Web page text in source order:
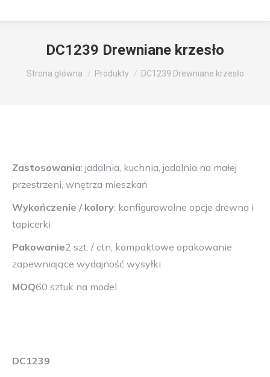
DC1239 Drewniane krzesło
Jesteś tutaj:
Strona główna Produkty DC1239 Drewniane krzesło
Zastosowania: jadalnia, kuchnia, jadalnia na małej
przestrzeni, wnętrza mieszkań
Wykończenie / kolory: konfigurowalne opcje drewna i
tapicerki
Pakowanie2 szt. / ctn, kompaktowe opakowanie
zapewniające wydajność wysyłki
MOQ60 sztuk na model
DC1239